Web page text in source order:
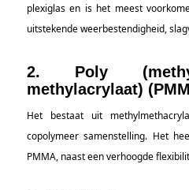
plexiglas en is het meest
uitstekende weerbestendigheid,
2. Poly
methylacrylaat)
Het bestaat uit
copolymeer samenstelling. Het
PMMA, naast een verhoogde